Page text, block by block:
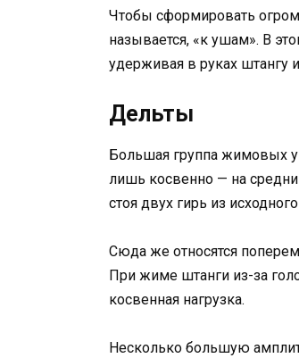
Чтобы сформировать
называется, «к ушам». В
удерживая в руках штангу
Дельты
Большая группа жимовых
лишь косвенно — на
стоя двух гирь из
Сюда же относятся
При жиме штанги из-за
косвенная нагрузка.
Несколько большую